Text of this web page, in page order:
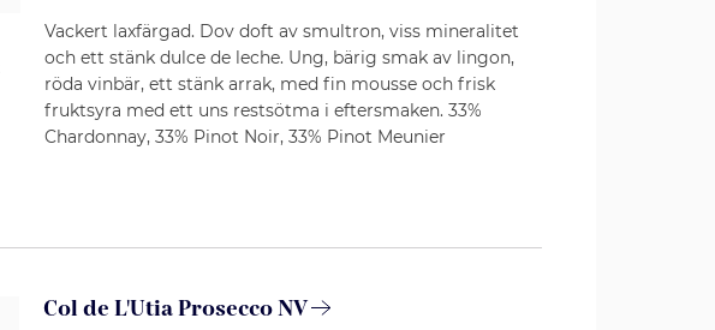
Vackert laxfärgad. Dov doft av smultron, viss mineralitet
och ett stänk dulce de leche. Ung, bärig smak av lingon,
röda vinbär, ett stänk arrak, med fin mousse och frisk
fruktsyra med ett uns restsötma i eftersmaken. 33%
Chardonnay, 33% Pinot Noir, 33% Pinot Meunier
Col de L'Utia Prosecco NV